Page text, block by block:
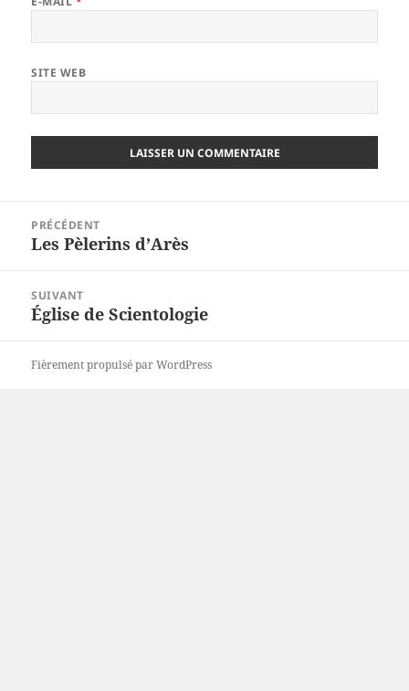
SITE WEB
l’article
PRÉCÉDENT
Article
Les Pèlerins d’Arès
SUIVANT
Article
Église de Scientologie
Fièrement propulsé par WordPress